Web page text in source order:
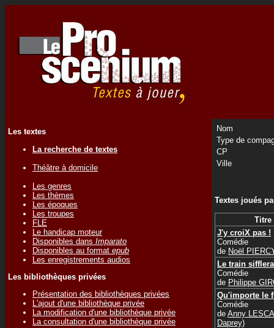
Les textes
La recherche de textes
Théâtre à domicile
Les genres
Les thèmes
Les époques
Les troupes
FLE
Le handicap moteur
Disponibles dans Imparato
Disponibles au format epub
Les enregistrements audios
Les bibliothèques privées
Présentation des bibliothèques privées
L'ajout d'une bibliothèque privée
La modification d'une bibliothèque privée
La consultation d'une bibliothèque privée
Nom
Type de
CP
Ville
Textes joués
Titre
J'y croiX pas !
Comédie
de Noël
Le train
Comédie
de Philippe
Qu'importe le
Comédie
de Anny
Daprey)